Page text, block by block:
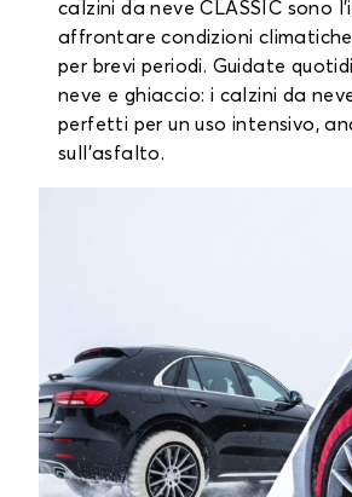
calzini da neve CLASSIC sono
affrontare condizioni
per brevi periodi. Guidate
neve e ghiaccio: i calzini da
perfetti per un uso intensivo,
sull'asfalto.